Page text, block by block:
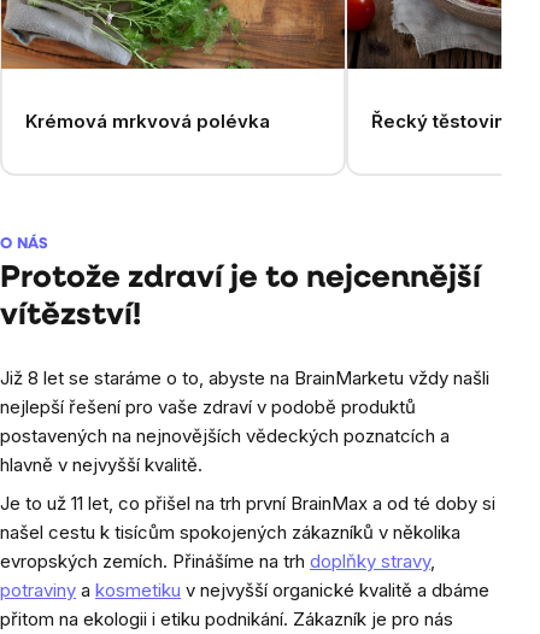
Krémová mrkvová polévka Řecký
O NÁS
Protože zdraví je to nejcennější
vítězství!
Již 8 let se staráme o to, abyste na BrainMarketu vždy našli
nejlepší řešení pro vaše zdraví v podobě produktů
postavených na nejnovějších vědeckých poznatcích a
hlavně v nejvyšší kvalitě.
Je to už 11 let, co přišel na trh první BrainMax a od té doby si
našel cestu k tisícům spokojených zákazníků v několika
evropských zemích. Přinášíme na trh doplňky stravy,
potraviny a kosmetiku v nejvyšší organické kvalitě a dbáme
přitom na ekologii i etiku podnikání. Zákazník je pro nás